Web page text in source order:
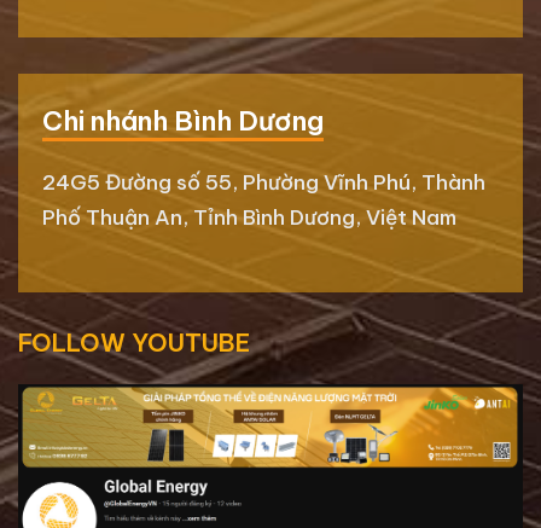
Chi nhánh Bình Dương
24G5 Đường số 55, Phường Vĩnh Phú, Thành
Phố Thuận An, Tỉnh Bình Dương, Việt Nam
FOLLOW YOUTUBE